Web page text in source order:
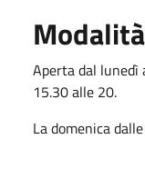
Aperta dal lunedì
15.30 alle 20.
La domenica